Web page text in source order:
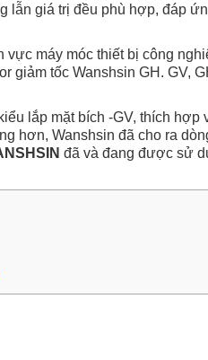
giá trị đều phù hợp, đáp
vực máy móc thiết bị công
tốc Wanshsin GH. GV,
lắp mặt bích -GV, thích hợp
hơn, Wanshsin đã cho ra
đã và đang được sử